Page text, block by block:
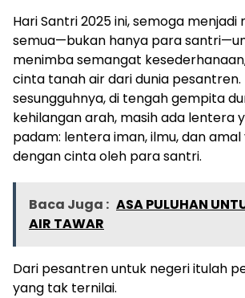
Hari Santri 2025 ini, semoga
semua—bukan hanya para
menimba semangat
cinta tanah air dari dunia pesantren.
sesungguhnya, di tengah gempita
kehilangan arah, masih ada lentera
padam: lentera iman, ilmu, dan amal
dengan cinta oleh para santri.
Baca Juga : ASA PULUHAN
AIR TAWAR
Dari pesantren untuk negeri itulah
yang tak ternilai.